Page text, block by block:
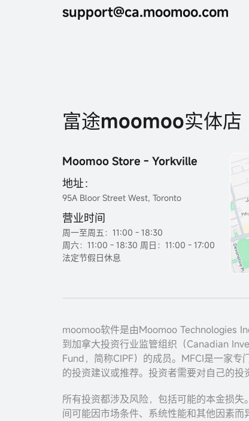
support@ca.moomoo.com
富途moomoo实体店
Moomoo Store - Yorkville
地址：
95A Bloor Street West, Toronto
营业时间
周一至周五：11:00 - 18:30
周六：11:00 - 18:30 周日：11:00 - 17:00
法定节假日休息
moomoo软件是由Moomoo Technologies
到加拿大投资行业监管组织（Canadian
Fund，简称CIPF）的成员。MFCI是一家
的投资建议或推荐。投资者需要对自己的投
所有投资都涉及风险，包括可能的本金损
间可能因市场条件、系统性能和其他因素而